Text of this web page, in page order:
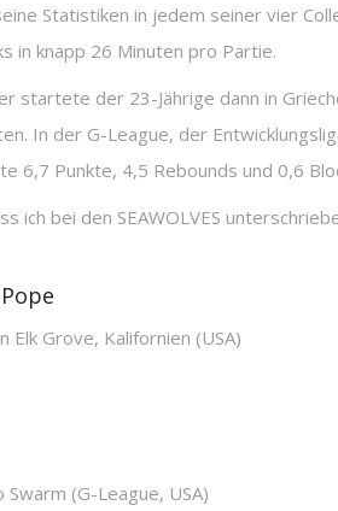
Statistiken in jedem seiner vier
in knapp 26 Minuten pro Partie.
startete der 23-Jährige dann in
In der G-League, der
6,7 Punkte, 4,5 Rebounds und 0,6
ich bei den SEAWOLVES
Elk Grove, Kalifornien (USA)
(G-League, USA)